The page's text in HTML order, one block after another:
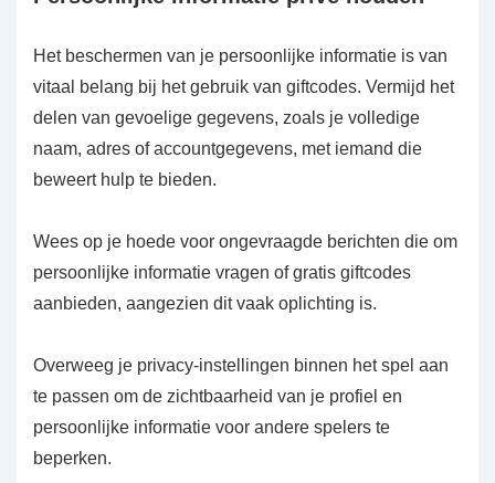
Het beschermen van je persoonlijke informatie is van
vitaal belang bij het gebruik van giftcodes. Vermijd het
delen van gevoelige gegevens, zoals je volledige
naam, adres of accountgegevens, met iemand die
beweert hulp te bieden.
Wees op je hoede voor ongevraagde berichten die om
persoonlijke informatie vragen of gratis giftcodes
aanbieden, aangezien dit vaak oplichting is.
Overweeg je privacy-instellingen binnen het spel aan
te passen om de zichtbaarheid van je profiel en
persoonlijke informatie voor andere spelers te
beperken.